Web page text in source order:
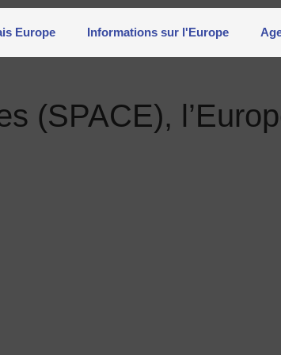
Europe Informations sur l'Europe
(SPACE),